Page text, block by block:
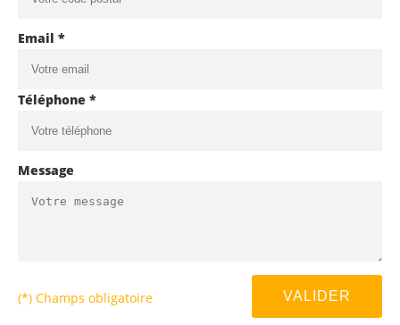
Email *
Téléphone *
Message
(*) Champs obligatoire